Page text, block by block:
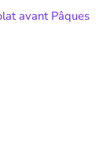
avant Pâques